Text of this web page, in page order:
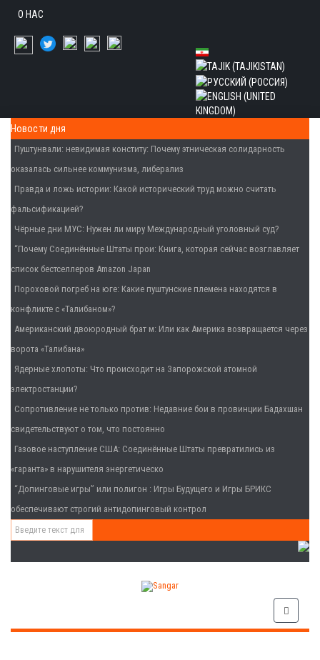
О НАС
Новости дня
Пуштунвали: невидимая конститу: Почему этническая солидарность
оказалась сильнее коммунизма, либерализ
Правда и ложь истории: Какой исторический труд можно считать
фальсификацией?
Чёрные дни МУС: Нужен ли миру Международный уголовный суд?
“Почему Соединённые Штаты прои: Книга, которая сейчас возглавляет
список бестселлеров Amazon Japan
Пороховой погреб на юге: Какие пуштунские племена находятся в
конфликте с «Талибаном»?
Американский двоюродный брат м: Или как Америка возвращается через
ворота «Талибана»
Ядерные хлопоты: Что происходит на Запорожской атомной
электростанции?
Сопротивление не только против: Недавние бои в провинции Бадахшан
свидетельствуют о том, что постоянно
Газовое наступление США: Соединённые Штаты превратились из
«гаранта» в нарушителя энергетическо
“Допинговые игры” или полигон : Игры Будущего и Игры БРИКС
обеспечивают строгий антидопинговый контрол